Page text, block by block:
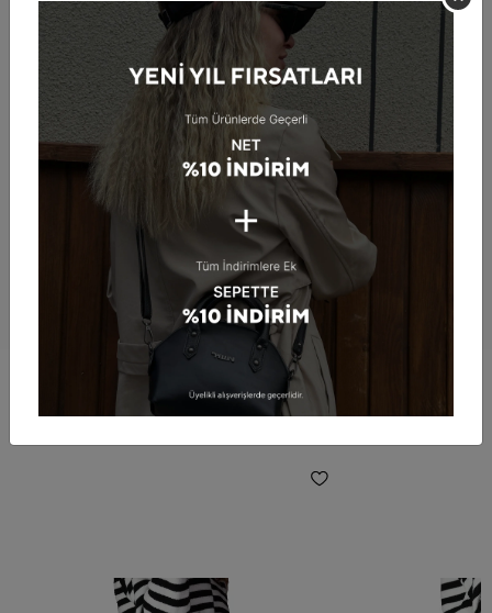
sağlar.
Konfor ve Kullanışlılık
Hafif yapısı ve kompakt tasarımıyla Nubuk El ve Omuz Çantası, günlük
kullanımda maksimum konfor sunar. Göz alıcı renkleri ve sade hatları
sayesinde hem şık hem de fonksiyonel bir kullanım imkânı sağlar.
Bakım Talimatları
Nubuk çantanızın dayanıklılığını korumak için nemli bir bezle temizleyin
ve ardından kuru bir bezle silerek kurulayın. Doğrudan güneş ışığına ve
aşırı neme maruz bırakmamaya dikkat ederek çantanızın ömrünü
BAKTIĞINIZ ÜRÜNE BENZER ÜRÜNLER